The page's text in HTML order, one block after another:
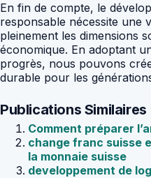
En fin de compte, le
responsable nécessite une
pleinement les dimensions
économique. En adoptant
progrès, nous pouvons
durable pour les
Publications Similaires
Comment préparer
change franc suisse
la monnaie suisse
developpement de